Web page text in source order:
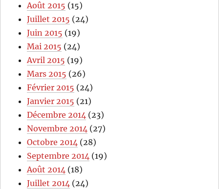
Août 2015 (15)
Juillet 2015 (24)
Juin 2015 (19)
Mai 2015 (24)
Avril 2015 (19)
Mars 2015 (26)
Février 2015 (24)
Janvier 2015 (21)
Décembre 2014 (23)
Novembre 2014 (27)
Octobre 2014 (28)
Septembre 2014 (19)
Août 2014 (18)
Juillet 2014 (24)